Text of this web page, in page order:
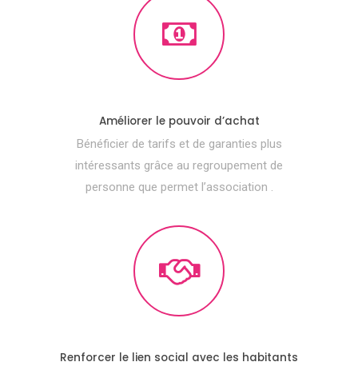
Améliorer le pouvoir d’achat
Bénéficier de tarifs et de garanties plus
intéressants grâce au regroupement de
personne que permet l’association .
Renforcer le lien social avec les habitants